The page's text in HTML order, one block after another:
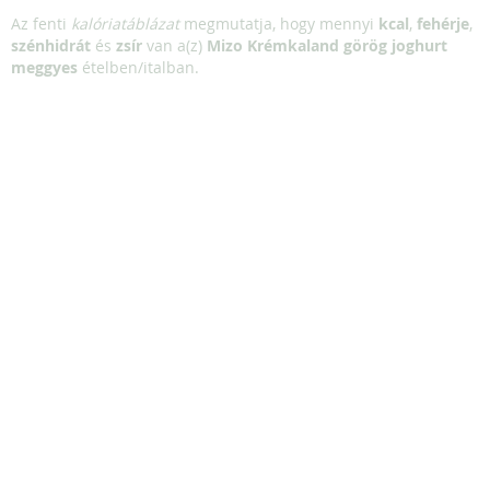
Az fenti kalóriatáblázatmegmutatja, hogy mennyi kcal, fehérje,
szénhidrát és zsír van a(z) Mizo Krémkaland görög joghurt
meggyes ételben/italban.